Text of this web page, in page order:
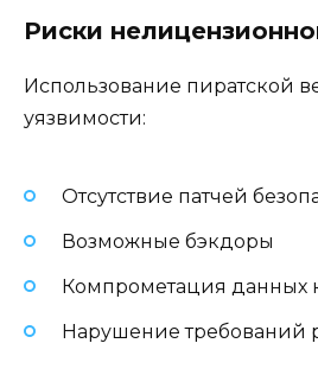
Риски
Использование пиратской
уязвимости:
Отсутствие патчей
Возможные бэкдоры
Компрометация данных
Нарушение требований